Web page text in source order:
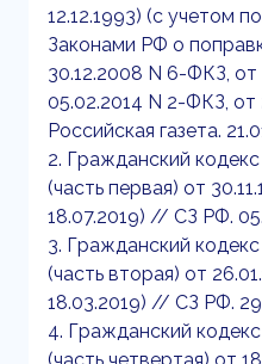
12.12.1993) (с учетом
Законами РФ о
30.12.2008 N 6-ФКЗ,
05.02.2014 N 2-ФКЗ, от
Российская газета.
2. Гражданский
(часть первая) от
18.07.2019) // СЗ РФ.
3. Гражданский
(часть вторая) от
18.03.2019) // СЗ РФ.
4. Гражданский